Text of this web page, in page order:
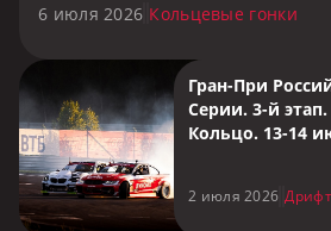
6 июля 2026 Кольцевые гонки
Гран-При
Серии. 3-й
Кольцо. 13-14
2 июля 2026 Дрифт